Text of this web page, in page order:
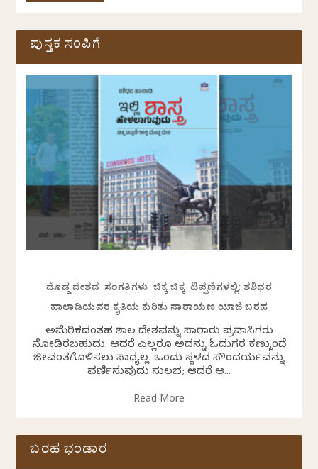
ಪುಸ್ತಕ ಸಂಪಿಗೆ
ದೊಡ್ಡ ದೇಶದ ಸಂಗತಿಗಳು ಚಿಕ್ಕ ಚಿಕ್ಕ ಟಿಪ್ಪಣಿಗಳಲ್ಲಿ: ಶಶಿಧರ
ಹಾಲಾಡಿಯವರ ಕೃತಿಯ ಕುರಿತು ನಾರಾಯಣ ಯಾಜಿ ಬರಹ
ಅಮೆರಿಕದಂತಹ ವಿಶಾಲ ದೇಶವನ್ನು ಸಾವಿರಾರು ಪ್ರವಾಸಿಗರು
ನೋಡಿರಬಹುದು. ಆದರೆ ಎಲ್ಲರೂ ಅದನ್ನು ಓದುಗರ ಕಣ್ಮುಂದೆ
ಜೀವಂತಗೊಳಿಸಲು ಸಾಧ್ಯವಿಲ್ಲ. ಒಂದು ಸ್ಥಳದ ಸೌಂದರ್ಯವನ್ನು
ವರ್ಣಿಸುವುದು ಸುಲಭ; ಆದರೆ ಆ...
Read More
ಬರಹ ಭಂಡಾರ